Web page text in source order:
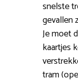
snelste
gevallen
Je moet
kaartjes
tram